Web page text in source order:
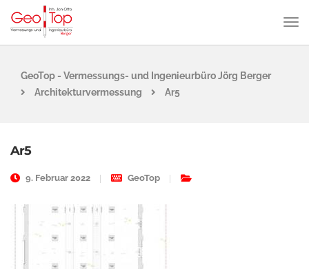
GeoTop - Vermessungs- und Ingenieurbüro Jörg Berger
Architekturvermessung
Ar5
Ar5
9. Februar 2022 GeoTop